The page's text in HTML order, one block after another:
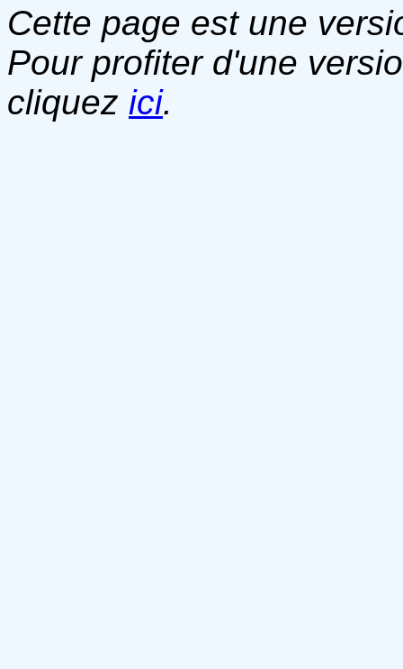
Cette page est une
Pour profiter d'une
cliquez ici.